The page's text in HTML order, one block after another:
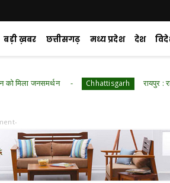
बड़ी ख़बर छत्तीसगढ़ मध्य प्रदेश देश
Chhattisgarh रायपुर : राष्ट्रीय